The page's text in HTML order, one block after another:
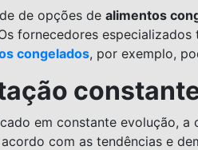
de opções de alimentos
fornecedores
congelados, por exemplo,
em constante evolução,
com as tendências e